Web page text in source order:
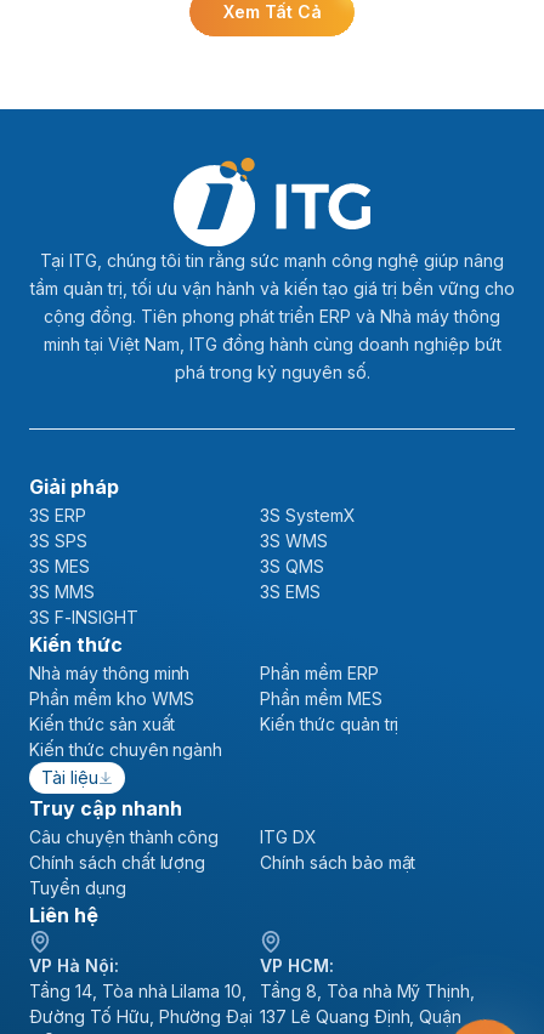
Xem Tất Cả
Tại ITG, chúng tôi tin rằng sức mạnh công nghệ giúp nâng
tầm quản trị, tối ưu vận hành và kiến tạo giá trị bền vững cho
cộng đồng. Tiên phong phát triển ERP và Nhà máy thông
minh tại Việt Nam, ITG đồng hành cùng doanh nghiệp bứt
phá trong kỷ nguyên số.
Giải pháp
3S ERP
3S SystemX
3S SPS
3S WMS
3S MES
3S QMS
3S MMS
3S EMS
3S F-INSIGHT
Kiến thức
Nhà máy thông minh
Phần mềm ERP
Phần mềm kho WMS
Phần mềm MES
Kiến thức sản xuất
Kiến thức quản trị
Kiến thức chuyên ngành
Tài liệu
Truy cập nhanh
Câu chuyện thành công
ITG DX
Chính sách chất lượng
Chính sách bảo mật
Tuyển dụng
Liên hệ
VP Hà Nội:
Tầng 14, Tòa nhà Lilama 10,
Đường Tố Hữu, Phường Đại
VP HCM:
Tầng 8, Tòa nhà Mỹ Thịnh,
137 Lê Quang Định, Quận